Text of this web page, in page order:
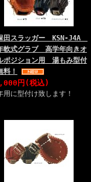
田スラッガー KSN-J4A
軟式グラブ 高学年向きオ
ポジション用 湯もみ型付
料！
円(税込)
用に型付け致します！